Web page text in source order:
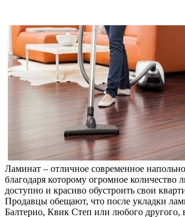
Ламинат – отличное современное
благодаря которому огромное количество
доступно и красиво обустроить свои
Продавцы обещают, что после укладки
Балтерио, Квик Степ или любого